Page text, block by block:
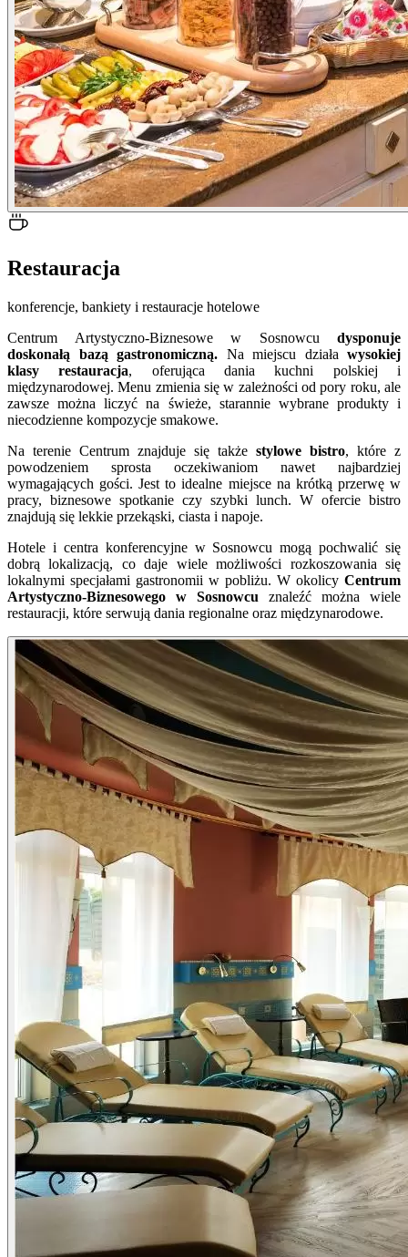
Restauracja
konferencje, bankiety i restauracje hotelowe
Centrum Artystyczno-Biznesowe w Sosnowcu dysponuje
doskonałą bazą gastronomiczną. Na miejscu działa wysokiej
klasy restauracja, oferująca dania kuchni polskiej i
międzynarodowej. Menu zmienia się w zależności od pory roku, ale
zawsze można liczyć na świeże, starannie wybrane produkty i
niecodzienne kompozycje smakowe.
Na terenie Centrum znajduje się także stylowe bistro, które z
powodzeniem sprosta oczekiwaniom nawet najbardziej
wymagających gości. Jest to idealne miejsce na krótką przerwę w
pracy, biznesowe spotkanie czy szybki lunch. W ofercie bistro
znajdują się lekkie przekąski, ciasta i napoje.
Hotele i centra konferencyjne w Sosnowcu mogą pochwalić się
dobrą lokalizacją, co daje wiele możliwości rozkoszowania się
lokalnymi specjałami gastronomii w pobliżu. W okolicy Centrum
Artystyczno-Biznesowego w Sosnowcu znaleźć można wiele
restauracji, które serwują dania regionalne oraz międzynarodowe.